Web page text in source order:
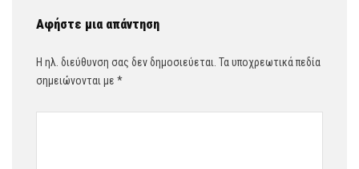
Αφήστε μια απάντηση
Η ηλ. διεύθυνση σας δεν δημοσιεύεται. Τα υποχρεωτικά πεδία
σημειώνονται με *